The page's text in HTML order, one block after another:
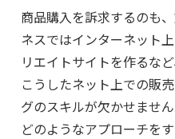
商品購入を訴求するのも
ネスではインターネット
リエイトサイトを作るな
こうしたネット上での販
グのスキルが欠かせません
どのようなアプローチをす